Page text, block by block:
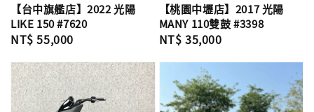
【台中旗艦店】2022 光陽
LIKE 150 #7620
Regular
NT$ 55,000
【桃園中壢店】2017 光陽
MANY 110雙鼓 #3398
Regular
NT$ 35,000